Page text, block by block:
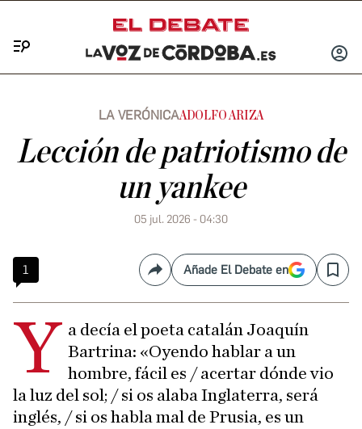
INICIAR
LA VERÓNICAADOLFO ARIZA
Lección de patriotismo de
un yankee
05 jul. 2026 - 04:30
1 CompartirAñade El Debate en Save
Y a decía el poeta catalán Joaquín
Bartrina: «Oyendo hablar a un
hombre, fácil es / acertar dónde vio
la luz del sol; / si os alaba Inglaterra, será
inglés, / si os habla mal de Prusia, es un